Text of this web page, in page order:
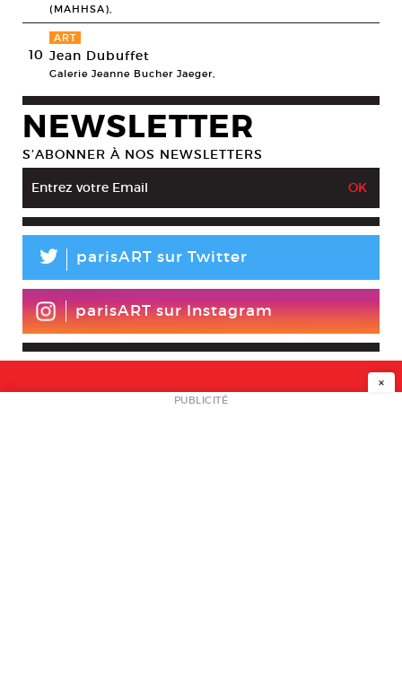
(MAHHSA),
10
ART
Jean Dubuffet
Galerie Jeanne Bucher Jaeger,
NEWSLETTER
S’ABONNER À NOS NEWSLETTERS
L parisART sur Twitter
parisART sur Instagram
NEWSLETTER
×
PUBLICITÉ